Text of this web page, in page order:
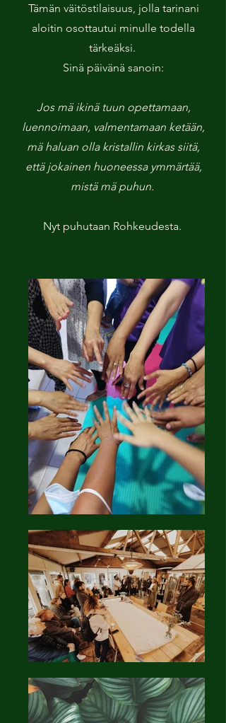
Tämän väitöstilaisuus, jolla tarinani
aloitin osottautui minulle todella
tärkeäksi.
Sinä päivänä sanoin:
Jos mä ikinä tuun opettamaan,
luennoimaan, valmentamaan ketään,
mä haluan olla kristallin kirkas siitä,
että jokainen huoneessa ymmärtää,
mistä mä puhun.
Nyt puhutaan Rohkeudesta.